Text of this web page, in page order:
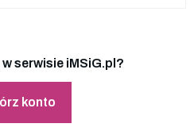
serwisie iMSiG.pl?
konto